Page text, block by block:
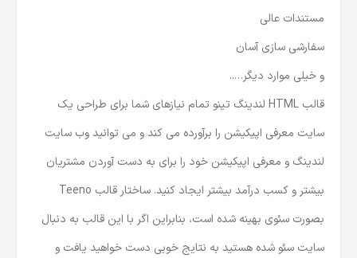
مستندات عالی
سفارشی سازی آسان
و خیلی موارد دیگر…..
قالب HTML لندینگ تینو تمام نیازهای شما برای طراحی یک
سایت معرفی اپیکیشن را برآورده می کند و می توانید وب سایت
لندینگ و معرفی اپیکیشن خود را برای به دست آوردن مشتریان
بیشتر و کسب درآمد بیشتر ایجاد کنید. ساختار قالب Teeno
بصورت سئوی بهینه شده است، بنابراین اگر با این قالب به دنبال
سایت سئو شده هستید به نتایج خوبی دست خواهید یافت و